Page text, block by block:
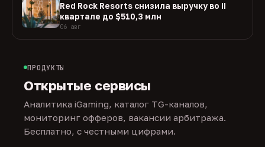
Red Rock Resorts снизила выручку во II
квартале до $510,3 млн
06 авг
ПРОДУКТЫ
Открытые сервисы
Аналитика iGaming, каталог TG-каналов,
мониторинг офферов, вакансии арбитража.
Бесплатно, с честными цифрами.